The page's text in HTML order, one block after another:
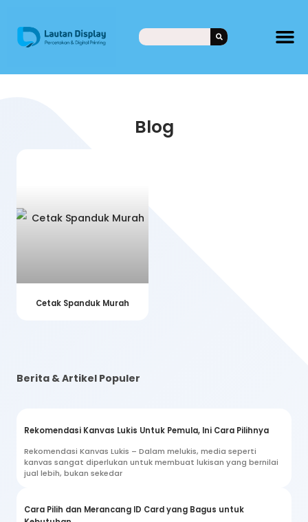
Blog
Cetak Spanduk Murah
Berita & Artikel Populer
Rekomendasi Kanvas Lukis Untuk Pemula, Ini Cara Pilihnya
Rekomendasi Kanvas Lukis – Dalam melukis, media seperti
kanvas sangat diperlukan untuk membuat lukisan yang bernilai
jual lebih, bukan sekedar
Cara Pilih dan Merancang ID Card yang Bagus untuk